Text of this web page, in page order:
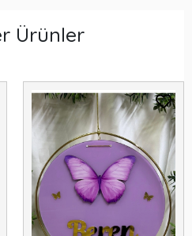
Ürünler